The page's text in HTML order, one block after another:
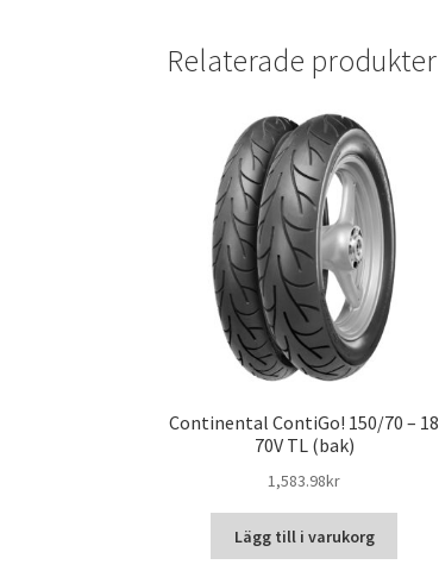
Relaterade produkter
Continental ContiGo! 150/70 – 18
70V TL (bak)
1,583.98kr
Lägg till i varukorg